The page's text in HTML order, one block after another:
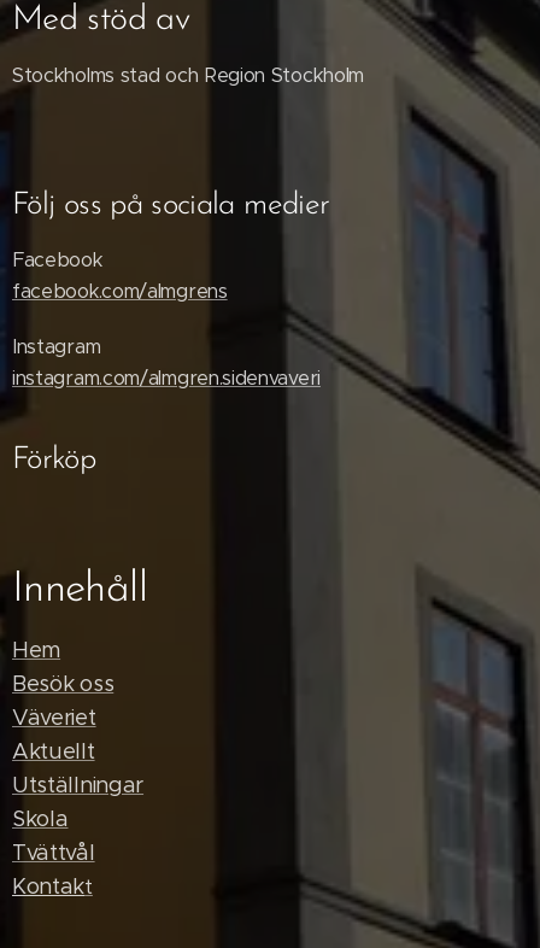
Med stöd av
Stockholms stad och Region Stockholm
Följ oss på sociala medier
Facebook
facebook.com/almgrens
Instagram
instagram.com/almgren.sidenvaveri
Förköp
Innehåll
Hem
Besök oss
Väveriet
Aktuellt
Utställningar
Skola
Tvättvål
Kontakt